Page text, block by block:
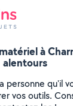
à
alentours
personne qu'il
vos outils.